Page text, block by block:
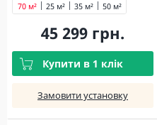
25 м² 35 м² 50 м²
70 м²
45 299 грн.
Купити в 1 клік
Замовити установку